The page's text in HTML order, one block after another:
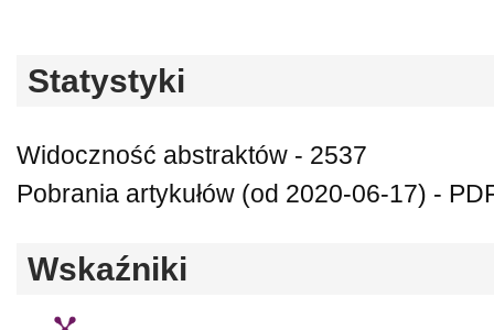
Statystyki
Widoczność abstraktów - 2537
Pobrania artykułów (od 2020-06-17) -
Wskaźniki